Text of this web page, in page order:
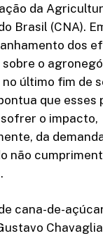
da
Brasil (CNA).
dos
sobre o
último fim de
que esses
o impacto,
da
não
cana-de-